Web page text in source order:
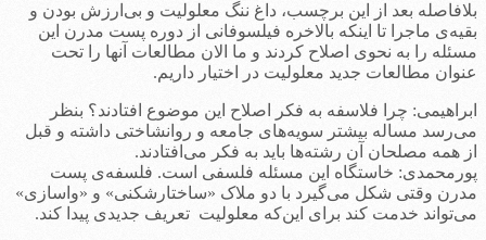
بلافاصله بعد از این برچسب، داغ ننگ معلولیت و بی‌ارزش بودن و
بقیه‌ی ماجرا تا اینکه بالاخره فیلسوفانی از دوره پست مدرن این
مسئله را به نحوی اصلاح کردند و ما الان مطالعات آنها را تحت
عنوان مطالعات جدید معلولیت در اختیار داریم.
ابراهیمی: چرا فلاسفه به فکر اصلاح این موضوع افتادند؟ بنظر
می‌رسد مساله بیشتر سویه‌های جامعه و روانشاختی داشته و قبل
از همه مصلحان آن رشته‌ها باید به فکر می‌افتادند.
پورمحمدی: خاستگاه‌ این مسئله فلسفی است. فلسفه‌ی پست
مدرن وقتی شکل می‌گیرد با دو ملاک «ساختارشکنی» و «واسازی»
می‌تواند خدمت کند برای این‌که معلولیت تعریف جدیدی پیدا کند.